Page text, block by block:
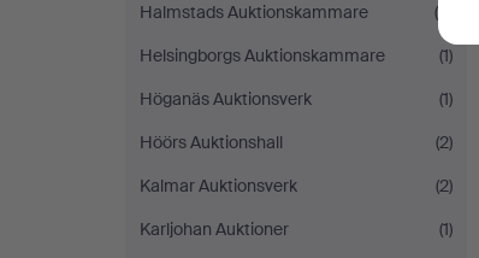
Halmstads Auktionskammare
(5)
Helsingborgs Auktionskammare
(1)
Höganäs Auktionsverk
(1)
Höörs Auktionshall
(2)
Kalmar Auktionsverk
(2)
Karljohan Auktioner
(1)